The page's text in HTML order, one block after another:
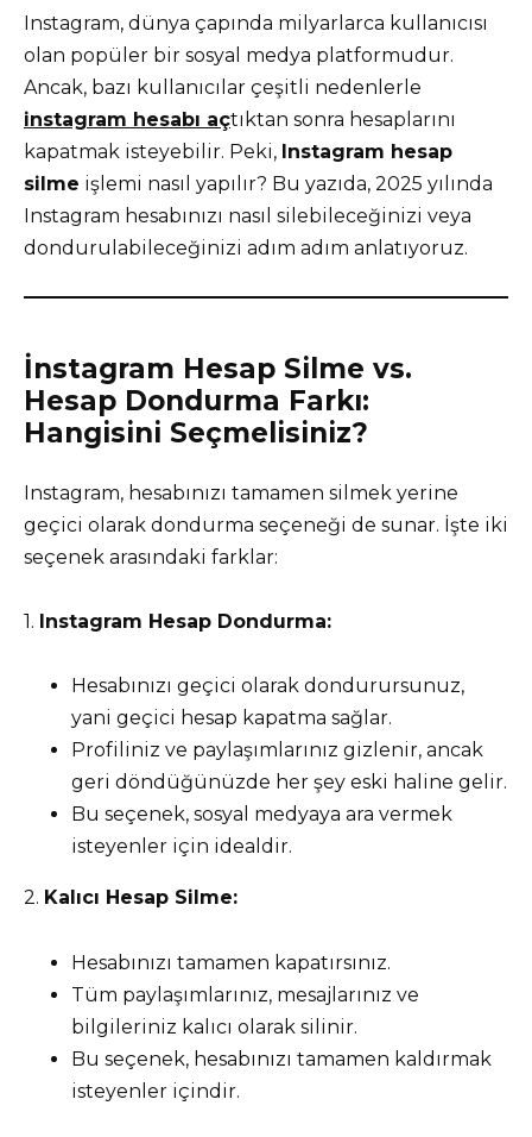
Instagram, dünya çapında milyarlarca kullanıcısı
olan popüler bir sosyal medya platformudur.
Ancak, bazı kullanıcılar çeşitli nedenlerle
instagram hesabı açtıktan sonra hesaplarını
kapatmak isteyebilir. Peki, Instagram hesap
silme işlemi nasıl yapılır? Bu yazıda, 2025 yılında
Instagram hesabınızı nasıl silebileceğinizi veya
dondurulabileceğinizi adım adım anlatıyoruz.
İnstagram Hesap Silme vs.
Hesap Dondurma Farkı:
Hangisini Seçmelisiniz?
Instagram, hesabınızı tamamen silmek yerine
geçici olarak dondurma seçeneği de sunar. İşte iki
seçenek arasındaki farklar:
1. Instagram Hesap Dondurma:
Hesabınızı geçici olarak dondurursunuz,
yani geçici hesap kapatma sağlar.
Profiliniz ve paylaşımlarınız gizlenir, ancak
geri döndüğünüzde her şey eski haline gelir.
Bu seçenek, sosyal medyaya ara vermek
isteyenler için idealdir.
2. Kalıcı Hesap Silme:
Hesabınızı tamamen kapatırsınız.
Tüm paylaşımlarınız, mesajlarınız ve
bilgileriniz kalıcı olarak silinir.
Bu seçenek, hesabınızı tamamen kaldırmak
isteyenler içindir.